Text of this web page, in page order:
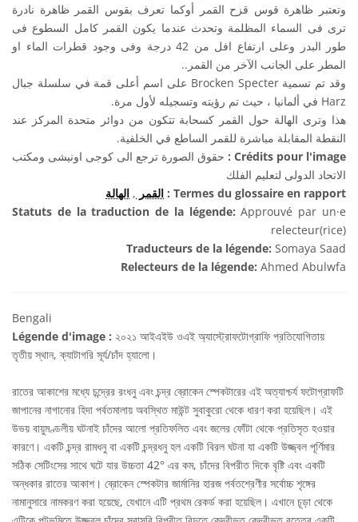
وتعتبر ظاهرة قوس قزح القمر أوكما تعرف بقوس القمر ظاهرة نادرة
ترى فى السماء المظلمة وتحدث عندما يكون القمر كامل السطوع فى
طور البدر وعلى ارتفاع افل من 42 درجة وفى وجود قطرات الماء او
المطر على الجانب الآخر من القمر..
وقد تم تسمية Brocken Specter على اسم أعلى قمة في سلسلة جبال
Harz في ألمانيا ، حيث تم رؤيته وتسجيله لأول مرة.
هذا وترى الهالة حول القمر كسحابة تتكون من دوائر متحدة المركز عند
النقطة المقابلة مباشرة للقمر الساطع في الخلفية.
Crédits pour l'image :
حقوق الصورة ترجع الى كوجى اونيشى ومكتب
الاتحاد الدولى لتعليم الفلك
Termes du glossaire en rapport :
القمر , الهالة
Statuts de la traduction de la légende: Approuvé par un·e
relecteur(rice)
Traducteurs de la légende: Somaya Saad
Relecteurs de la légende: Ahmed Abulwfa
Bengali
Légende d'image : ২০২১ আইএইউ ওএই অ্যাস্ট্রোফটোগ্রাফি প্রতিযোগিতায়
তৃতীয় স্থান, ক্যাটাগরি সূর্য/চাঁদ হ্যালো।
রাতের আকাশের মধ্যে চন্দ্রের রংধনু এবং চন্দ্র ব্রোকেন স্পেকটারের এই অত্যাশ্চর্য ফটোগ্রাফটি
জাপানের নাগানোর হিদা পর্বতমালায় অবস্থিত মাউন্ট সুবাকুরো থেকে ধারণ করা হয়েছিল। এই
উভয় বায়ুমণ্ডলীয় ঘটনাই চাঁদের আলো প্রতিফলিত এবং জলের ফোঁটা থেকে প্রতিসৃত হওয়ার
কারণে। একটি চন্দ্র রামধনু বা একটি চন্দ্রধনু হল একটি বিরল ঘটনা যা একটি উজ্জ্বল পূর্ণিমার
সঠিক সেটিংসের সাথে ঘটে যার উচ্চতা 42° এর কম, চাঁদের বিপরীত দিকে বৃষ্টি এবং একটি
অন্ধকার রাতের আকাশ। ব্রোকেন স্পেকটার জার্মানির হারজ পর্বতশ্রেণীর সর্বোচ্চ শৃঙ্গের
নামানুসারে নামকরণ করা হয়েছে, যেখানে এটি প্রথম রেকর্ড করা হয়েছিল। এখানে চূড়া থেকে